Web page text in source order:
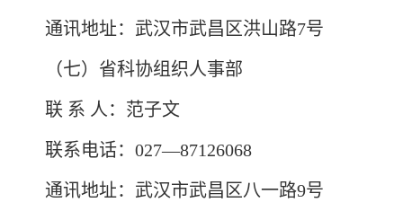
通讯地址：武汉市武昌区洪山路7号
（七）省科协组织人事部
联 系 人：范子文
联系电话：027—87126068
通讯地址：武汉市武昌区八一路9号